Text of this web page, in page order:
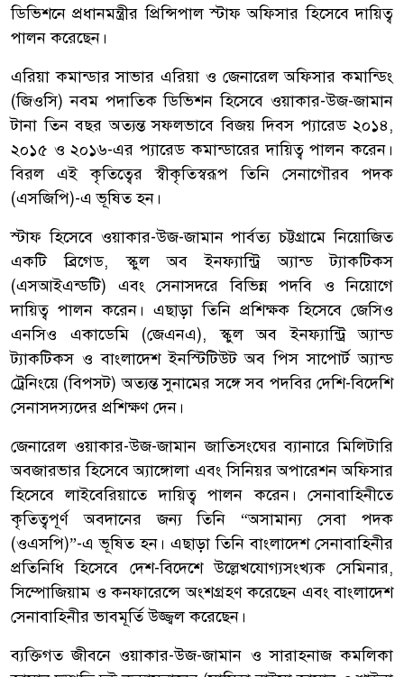
ডিভিশনে প্রধানমন্ত্রীর প্রিন্সিপাল স্টাফ অফিসার হিসেবে দায়িত্ব
পালন করেছেন।
এরিয়া কমান্ডার সাভার এরিয়া ও জেনারেল অফিসার কমান্ডিং
(জিওসি) নবম পদাতিক ডিভিশন হিসেবে ওয়াকার-উজ-জামান
টানা তিন বছর অত্যন্ত সফলভাবে বিজয় দিবস প্যারেড ২০১৪,
২০১৫ ও ২০১৬-এর প্যারেড কমান্ডারের দায়িত্ব পালন করেন।
বিরল এই কৃতিত্বের স্বীকৃতিস্বরূপ তিনি সেনাগৌরব পদক
(এসজিপি)-এ ভূষিত হন।
স্টাফ হিসেবে ওয়াকার-উজ-জামান পার্বত্য চট্টগ্রামে নিয়োজিত
একটি ব্রিগেড, স্কুল অব ইনফ্যান্ট্রি অ্যান্ড ট্যাকটিকস
(এসআইএন্ডটি) এবং সেনাসদরে বিভিন্ন পদবি ও নিয়োগে
দায়িত্ব পালন করেন। এছাড়া তিনি প্রশিক্ষক হিসেবে জেসিও
এনসিও একাডেমি (জেএনএ), স্কুল অব ইনফ্যান্ট্রি অ্যান্ড
ট্যাকটিকস ও বাংলাদেশ ইনস্টিটিউট অব পিস সাপোর্ট অ্যান্ড
ট্রেনিংয়ে (বিপসট) অত্যন্ত সুনামের সঙ্গে সব পদবির দেশি-বিদেশি
সেনাসদস্যদের প্রশিক্ষণ দেন।
জেনারেল ওয়াকার-উজ-জামান জাতিসংঘের ব্যানারে মিলিটারি
অবজারভার হিসেবে অ্যাঙ্গোলা এবং সিনিয়র অপারেশন অফিসার
হিসেবে লাইবেরিয়াতে দায়িত্ব পালন করেন। সেনাবাহিনীতে
কৃতিত্বপূর্ণ অবদানের জন্য তিনি “অসামান্য সেবা পদক
(ওএসপি)”-এ ভূষিত হন। এছাড়া তিনি বাংলাদেশ সেনাবাহিনীর
প্রতিনিধি হিসেবে দেশ-বিদেশে উল্লেখযোগ্যসংখ্যক সেমিনার,
সিম্পোজিয়াম ও কনফারেন্সে অংশগ্রহণ করেছেন এবং বাংলাদেশ
সেনাবাহিনীর ভাবমূর্তি উজ্জ্বল করেছেন।
ব্যক্তিগত জীবনে ওয়াকার-উজ-জামান ও সারাহনাজ কমলিকা